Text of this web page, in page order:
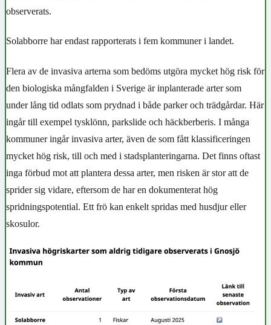
observerats.
Solabborre har endast rapporterats i fem kommuner i landet.
Flera av de invasiva arterna som bedöms utgöra mycket hög risk för
den biologiska mångfalden i Sverige är inplanterade arter som
under lång tid odlats som prydnad i både parker och trädgårdar. Här
ingår till exempel tysklönn, parkslide och häckberberis. I många
kommuner ingår invasiva arter, även de som fått klassificeringen
mycket hög risk, till och med i stadsplanteringarna. Det finns oftast
inga förbud mot att plantera dessa arter, men risken är stor att de
sprider sig vidare, eftersom de har en dokumenterat hög
spridningspotential. Ett frö kan enkelt spridas med husdjur eller
skosulor.